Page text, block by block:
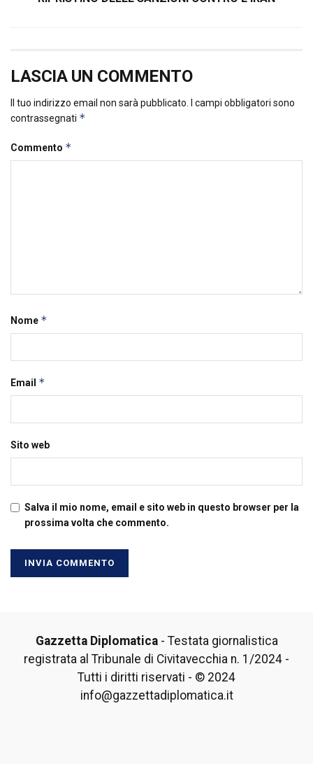
LASCIA UN COMMENTO
Il tuo indirizzo email non sarà pubblicato.
I campi obbligatori sono
contrassegnati *
Commento *
Nome *
Email *
Sito web
Salva il mio nome, email e sito web in questo browser per la
prossima volta che commento.
Gazzetta Diplomatica- Testata giornalistica
registrata al Tribunale di Civitavecchia n. 1/2024 -
Tutti i diritti riservati - © 2024
info@gazzettadiplomatica.it